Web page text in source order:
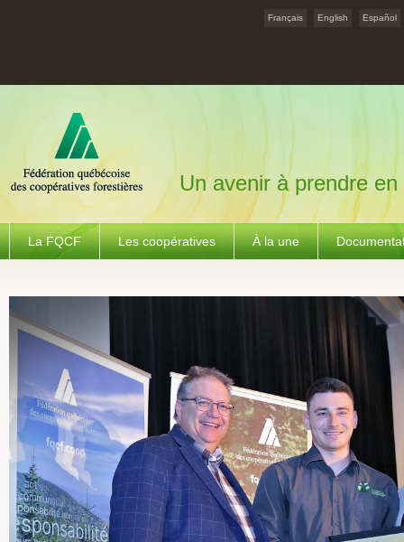
Français English Español
Un avenir à prendre en
La FQCF Les coopératives À la une